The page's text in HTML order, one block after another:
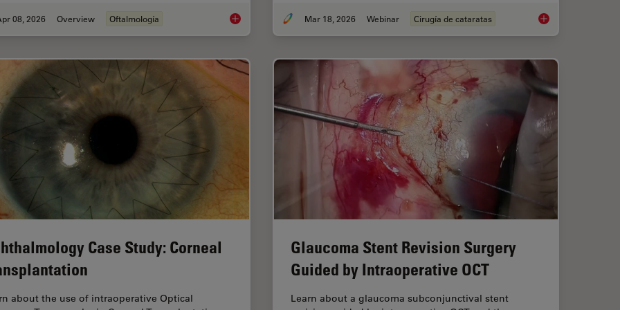
08, 2026 Overview Oftalmología 4 Key Benefits of 3D Digital Microscopy in Ophthalmic Surgery
Mar 18, 2026 Webinar Cirugía de cataratas Expert Techniques
Case Study: Corneal
about the use of intraoperative Optical
Glaucoma Stent Revision Surgery
Guided by Intraoperative OCT
Learn about a glaucoma subconjunctival stent